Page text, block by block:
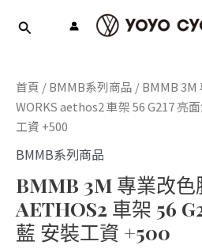
首頁 /BMMB系列商品 / BMMB 3M
WORKS aethos2 車架 56 G217 亮
工資 +500
BMMB系列商品
BMMB 3M 專業改色
AETHOS2 車架 56
藍 安裝工資 +500